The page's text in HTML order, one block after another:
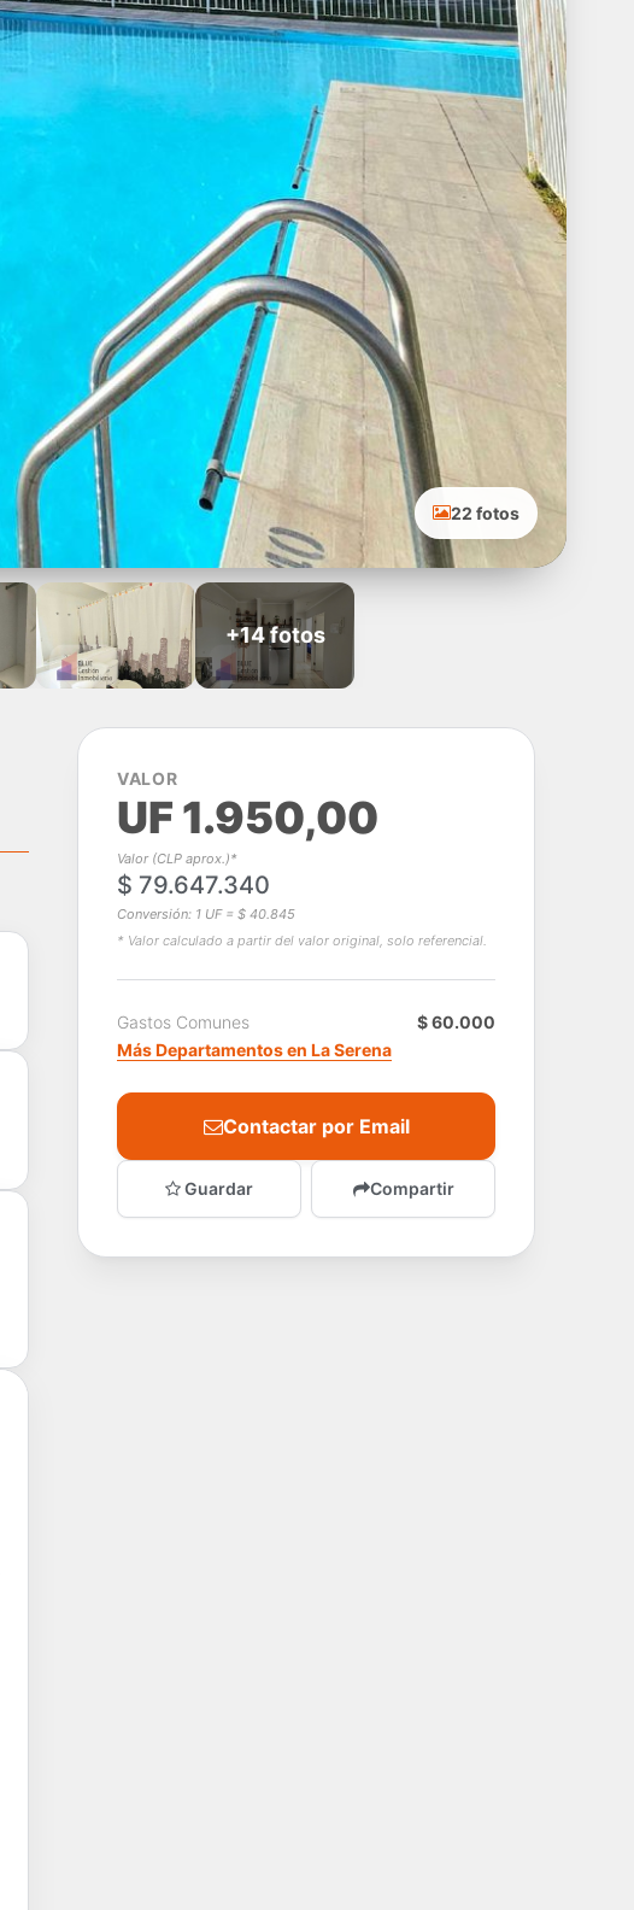
22 fotos
+14 fotos
VALOR
UF 1.950,00
Valor (CLP aprox.)*
$ 79.647.340
Conversión: 1 UF = $ 40.845
* Valor calculado a partir del valor original, solo referencial.
Gastos Comunes
$ 60.000
Más Departamentos en La Serena
Contactar por Email
Guardar Compartir